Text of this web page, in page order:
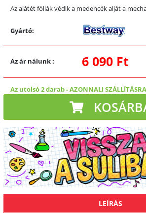
Az alátét fóliák védik a medencék alját a
Gyártó:
Az ár nálunk: 6 090 Ft
Az utolsó 2 darab-AZONNALI SZÁLLÍTÁSRA
LEÍRÁS